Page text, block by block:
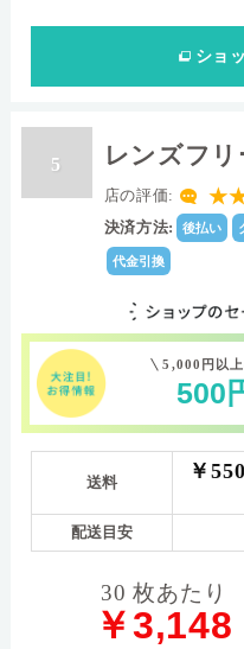
ショ
5 レンズフリ
店の評価:
決済方法: 後払い
代金引換
5,000円以
500
送料 ￥
配送目安
30 枚あたり
￥3,148